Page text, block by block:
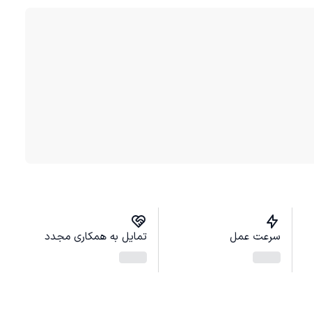
سرعت عمل تمایل به همکاری مجدد